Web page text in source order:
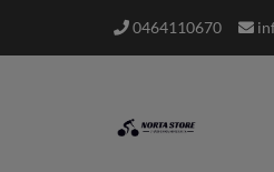
0464110670